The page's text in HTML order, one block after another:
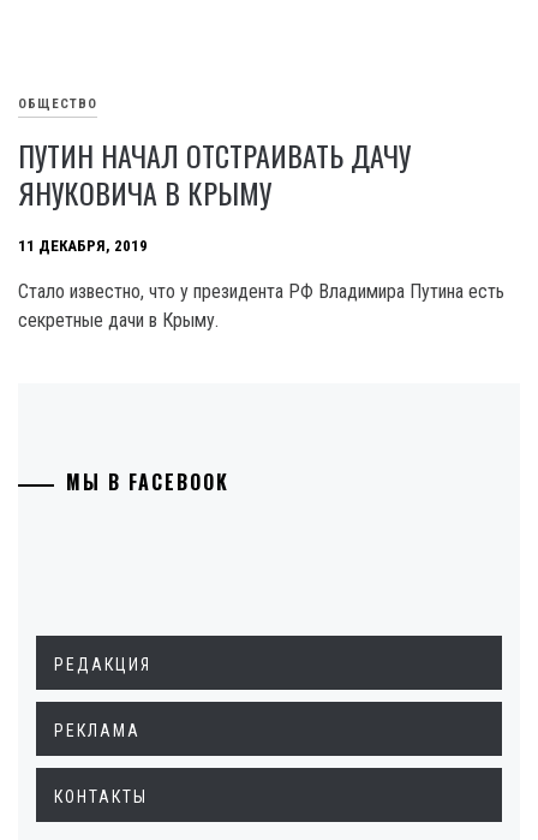
ОБЩЕСТВО
ПУТИН НАЧАЛ ОТСТРАИВАТЬ ДАЧУ
ЯНУКОВИЧА В КРЫМУ
11 ДЕКАБРЯ, 2019
Стало известно, что у президента РФ Владимира Путина есть
секретные дачи в Крыму.
МЫ В FACEBOOK
РЕДАКЦИЯ
РЕКЛАМА
КОНТАКТЫ